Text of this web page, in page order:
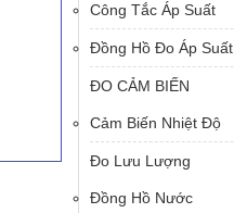
Công Tắc Áp Suất
Đồng Hồ Đo Áp Suất
ĐO CẢM BIẾN
Cảm Biến Nhiệt Độ
Đo Lưu Lượng
Đồng Hồ Nước